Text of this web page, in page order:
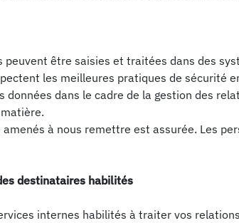
être saisies et traitées dans des
les meilleures pratiques de sécurité
dans le cadre de la gestion des
à nous remettre est assurée. Les
destinataires habilités
internes habilités à traiter vos